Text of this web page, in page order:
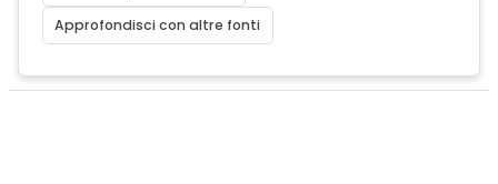
Approfondisci con altre fonti